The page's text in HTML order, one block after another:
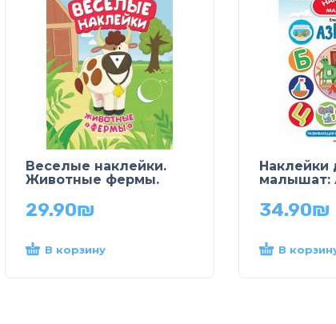
Веселые наклейки.
Животные фермы.
29.90₪
В корзину
Наклейки
малышат:
34.90₪
В